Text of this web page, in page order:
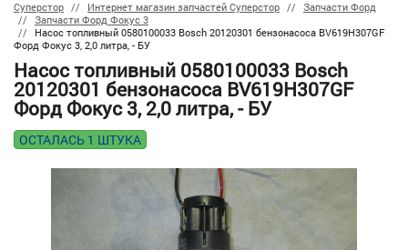
Суперстор Интернет магазин запчастей Суперстор
Запчасти Форд
Запчасти Форд Фокус 3
Насос топливный 0580100033 Bosch 20120301 бензонасоса BV619H307GF
Форд Фокус 3, 2,0 литра, - БУ
Насос топливный 0580100033 Bosch
20120301 бензонасоса BV619H307GF
Форд Фокус 3, 2,0 литра, - БУ
ОСТАЛАСЬ 1 ШТУКА